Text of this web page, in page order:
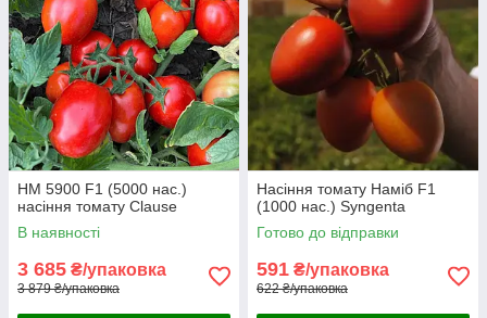
HM 5900 F1 (5000 нас.)
насіння томату Clause
В наявності
3 685 ₴/упаковка
3 879 ₴/упаковка
Насіння томату Наміб F1
(1000 нас.) Syngenta
Готово до відправки
591 ₴/упаковка
622 ₴/упаковка